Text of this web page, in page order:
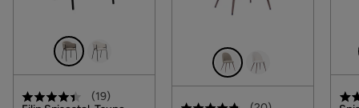
Monteringsinformasjon:
Tilleggsinformasjon:
(19)